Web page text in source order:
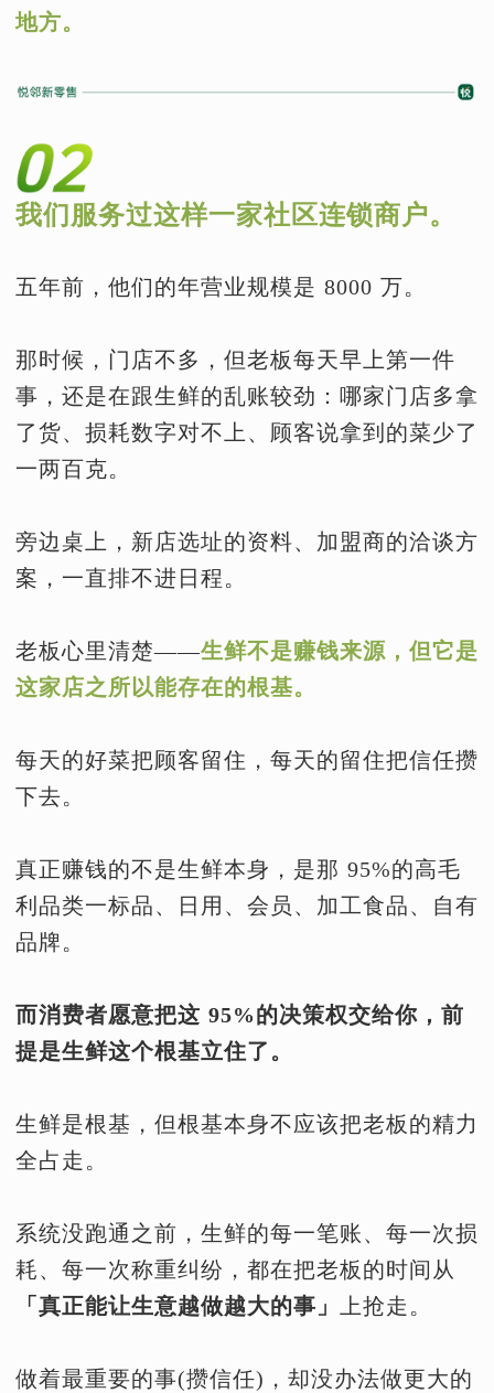
地方。
我们服务过这样一家社区连锁商户。
五年前，他们的年营业规模是 8000 万。
那时候，门店不多，但老板每天早上第一件
事，还是在跟生鲜的乱账较劲：哪家门店多拿
了货、损耗数字对不上、顾客说拿到的菜少了
一两百克。
旁边桌上，新店选址的资料、加盟商的洽谈方
案，一直排不进日程。
老板心里清楚——生鲜不是赚钱来源，但它是
这家店之所以能存在的根基。
每天的好菜把顾客留住，每天的留住把信任攒
下去。
真正赚钱的不是生鲜本身，是那 95%的高毛
利品类一标品、日用、会员、加工食品、自有
品牌。
而消费者愿意把这 95%的决策权交给你，前
提是生鲜这个根基立住了。
生鲜是根基，但根基本身不应该把老板的精力
全占走。
系统没跑通之前，生鲜的每一笔账、每一次损
耗、每一次称重纠纷，都在把老板的时间从
「真正能让生意越做越大的事」
上抢走。
做着最重要的事(攒信任)，却没办法做更大的